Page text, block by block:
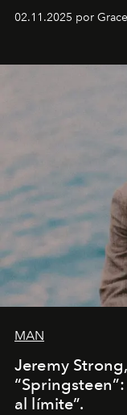
fechas en
02.11.2025 por
MAN
Jeremy
al límite”.